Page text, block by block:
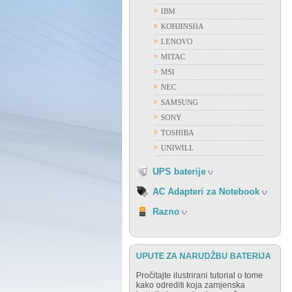
IBM
KOHJINSHA
LENOVO
MITAC
MSI
NEC
SAMSUNG
SONY
TOSHIBA
UNIWILL
UPS baterije
FIAMM
FIRST POWER
OSTALI PROIZVOĐAČI
VISION
AC Adapteri za Notebook
ACER
APPLE
ASUS
DELL
FUJITSU
GATEWAY
HP
IBM
LENOVO
NEC
SAMSUNG
SONY
TOSHIBA
Razno
UPUTE ZA NARUDŽBU BATERIJA
Pročitajte ilustrirani tutorial o tome
kako odrediti koja zamjenska